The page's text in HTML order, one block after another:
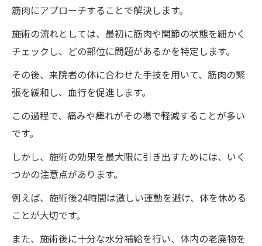
筋肉にアプローチすることで解決します。
施術の流れとしては、最初に筋肉や関節の状態を細かく
チェックし、どの部位に問題があるかを特定します。
その後、来院者の体に合わせた手技を用いて、筋肉の緊
張を緩和し、血行を促進します。
この過程で、痛みや痺れがその場で軽減することが多い
です。
しかし、施術の効果を最大限に引き出すためには、いく
つかの注意点があります。
例えば、施術後24時間は激しい運動を避け、体を休める
ことが大切です。
また、施術後に十分な水分補給を行い、体内の老廃物を